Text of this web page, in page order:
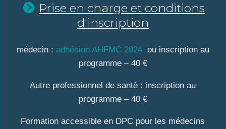
Prise en charge et conditions
d'inscription
médecin : adhésion AHFMC 2024ou inscription au
programme – 40 €
Autre professionnel de santé : inscription au
programme – 40 €
Formation accessible en DPC pour les médecins